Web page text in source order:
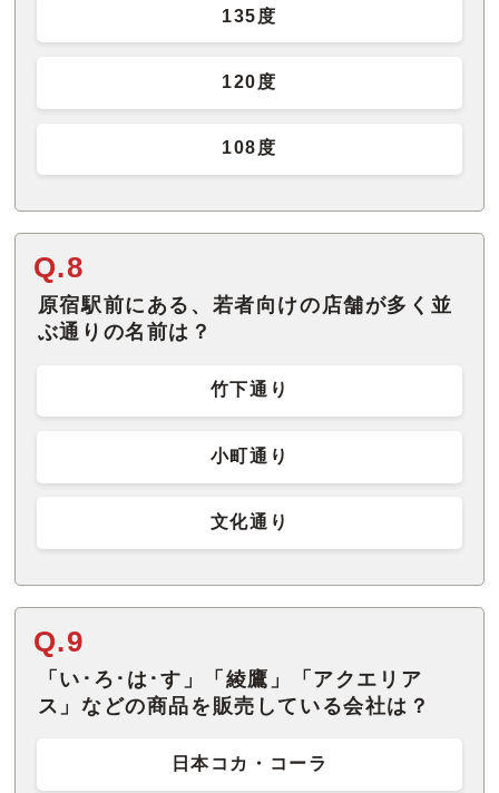
135度
120度
108度
Q.8
原宿駅前にある、若者向けの店舗が多く並
ぶ通りの名前は？
竹下通り
小町通り
文化通り
Q.9
「い･ろ･は･す」「綾鷹」「アクエリア
ス」などの商品を販売している会社は？
日本コカ・コーラ